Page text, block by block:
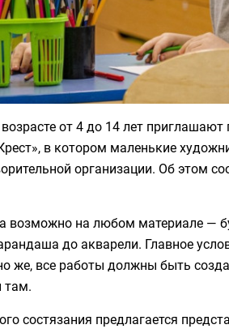
от 4 до 14 лет приглашают
в котором маленькие
организации. Об этом
возможно на любом материале —
до акварели. Главное
же, все работы должны быть
там.
состязания предлагается